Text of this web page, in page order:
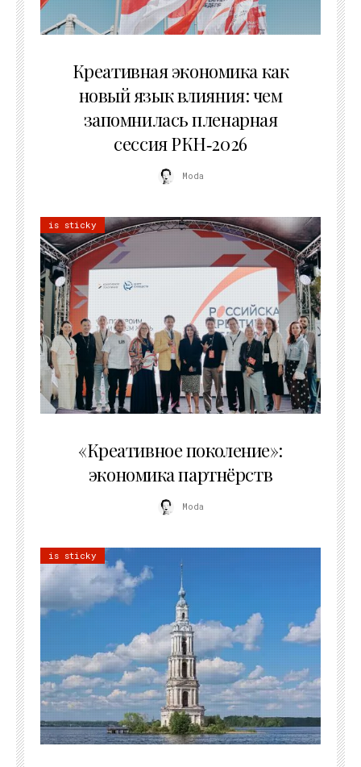
Креативная экономика как
новый язык влияния: чем
запомнилась пленарная
сессия РКН‑2026
Moda
is sticky
«Креативное поколение»:
экономика партнёрств
Moda
is sticky